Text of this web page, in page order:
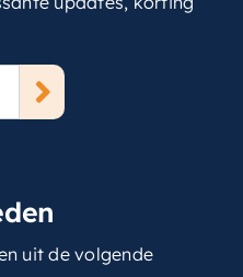
uit de volgende